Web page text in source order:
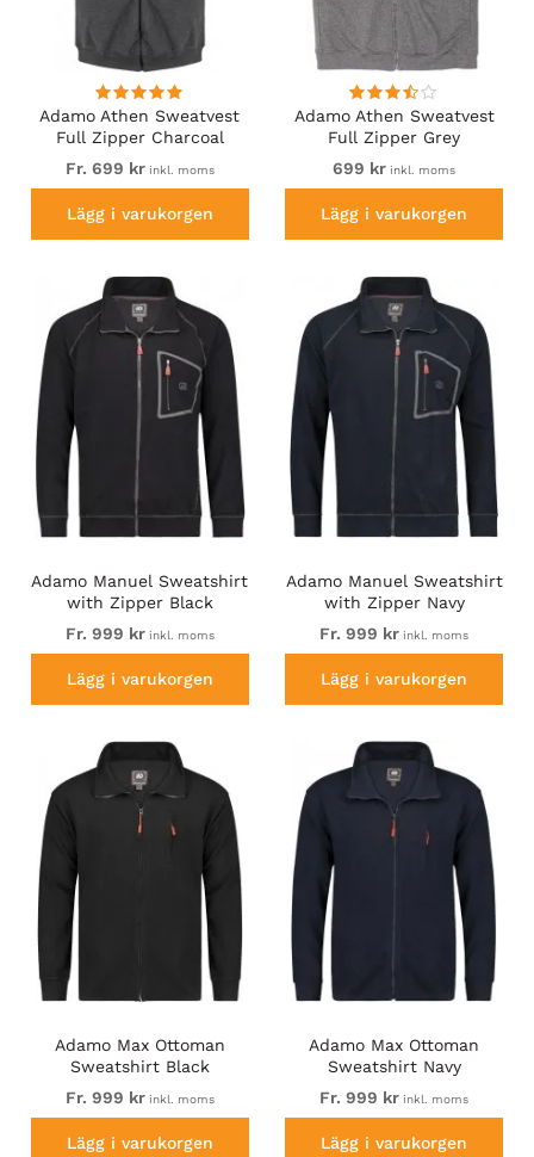
Adamo Athen Sweatvest
Full Zipper Charcoal
Fr. 699 krinkl. moms
Lägg i varukorgen
Adamo Athen Sweatvest
Full Zipper Grey
699 kr inkl. moms
Lägg i varukorgen
Adamo Manuel Sweatshirt
with Zipper Black
Fr. 999 krinkl. moms
Lägg i varukorgen
Adamo Manuel Sweatshirt
with Zipper Navy
Fr. 999 kr inkl. moms
Lägg i varukorgen
Adamo Max Ottoman
Sweatshirt Black
Fr. 999 krinkl. moms
Lägg i varukorgen
Adamo Max Ottoman
Sweatshirt Navy
Fr. 999 kr inkl. moms
Lägg i varukorgen